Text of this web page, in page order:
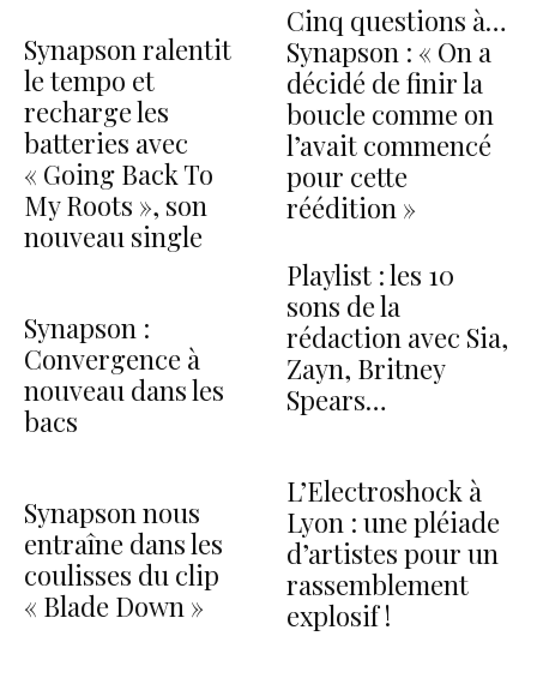
Synapson ralentit
le tempo et
recharge les
batteries avec
« Going Back To
My Roots », son
nouveau single
Synapson :
Convergence à
nouveau dans les
bacs
Synapson nous
entraîne dans les
coulisses du clip
« Blade Down »
Cinq questions à…
Synapson : « On a
décidé de finir la
boucle comme on
l’avait commencé
pour cette
réédition »
Playlist : les 10
sons de la
rédaction avec Sia,
Zayn, Britney
Spears…
L’Electroshock à
Lyon : une pléiade
d’artistes pour un
rassemblement
explosif !